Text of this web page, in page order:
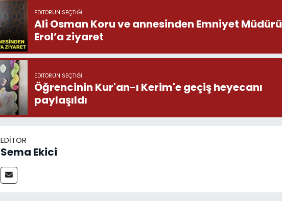
EDITÖRÜN SEÇTIĞI
Ali Osman Koru ve annesinden Emniyet Müdürü
Erol’a ziyaret
EDITÖRÜN SEÇTIĞI
Öğrencinin Kur'an-ı Kerim'e geçiş heyecanı
paylaşıldı
EDITÖR
Sema Ekici